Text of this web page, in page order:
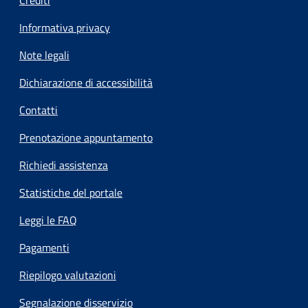
Informativa privacy
Note legali
Dichiarazione di accessibilità
Contatti
Prenotazione appuntamento
Richiedi assistenza
Statistiche del portale
Leggi le FAQ
Pagamenti
Riepilogo valutazioni
Segnalazione disservizio